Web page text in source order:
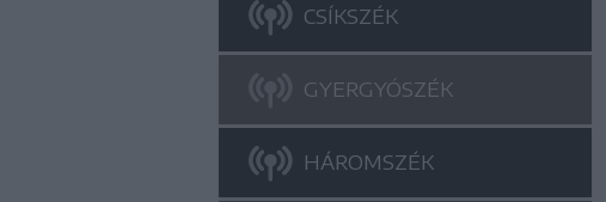
CSÍKSZÉK
GYERGYÓSZÉK
HÁROMSZÉK